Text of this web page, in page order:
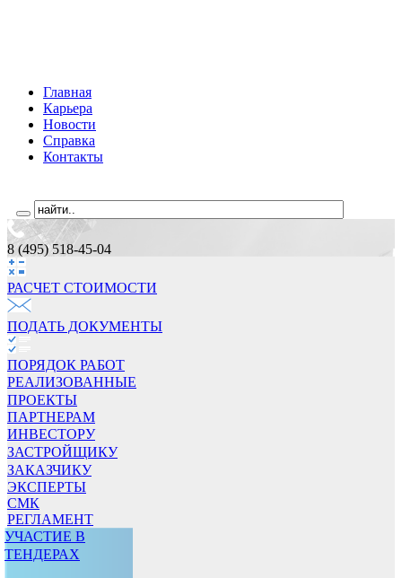
Главная
Карьера
Новости
Справка
Контакты
8 (495) 518-45-04
РАСЧЕТ СТОИМОCТИ
ПОДАТЬ ДОКУМЕНТЫ
ПОРЯДОК РАБОТ
РЕАЛИЗОВАННЫЕ
ПРОЕКТЫ
ПАРТНЕРАМ
ИНВЕСТОРУ
ЗАСТРОЙЩИКУ
ЗАКАЗЧИКУ
ЭКСПЕРТЫ
СМК
РЕГЛАМЕНТ
УЧАСТИЕ В
ТЕНДЕРАХ